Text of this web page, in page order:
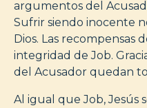
argumentos del
Sufrir siendo inocente
Dios. Las recompensas
integridad de Job.
del Acusador quedan
Al igual que Job, Jesús